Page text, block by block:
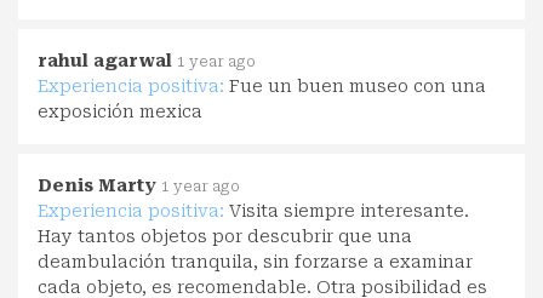
rahul agarwal 1 year ago
Experiencia positiva: Fue un buen museo con una
exposición mexica
Denis Marty 1 year ago
Experiencia positiva: Visita siempre interesante.
Hay tantos objetos por descubrir que una
deambulación tranquila, sin forzarse a examinar
cada objeto, es recomendable. Otra posibilidad es